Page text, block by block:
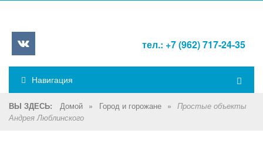
тел.: +7 (962) 717-24-35
Навигация
ВЫ ЗДЕСЬ: Домой » Город и горожане »
Простые объекты
Андрея Люблинского